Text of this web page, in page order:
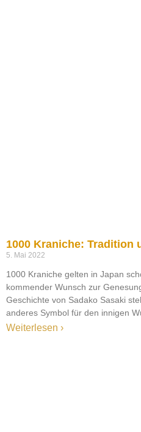
1000 Kraniche: Tradition
5. Mai 2022
1000 Kraniche gelten in Japan
kommender Wunsch zur
Geschichte von Sadako Sasaki
anderes Symbol für den innigen
Weiterlesen ›